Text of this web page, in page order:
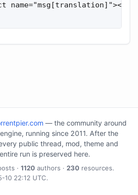
— the community around
running since 2011. After the
public thread, mod, theme and
run is preserved here.
· 1120 authors · 230 resources.
10 22:12 UTC.